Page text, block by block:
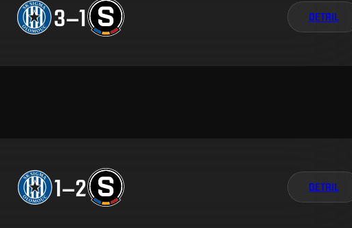
3–1 DETAIL
1–2 DETAIL